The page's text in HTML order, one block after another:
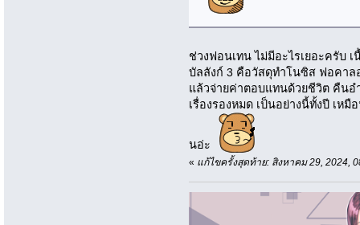
ช่วงฟอนเทน ไม่มีอะไรเยอะครับ
บัลลังก์ 3 คือวัสดุทำโนซิส ฟอคาล
แล้วจ่ายค่าตอบแทนด้วยชีวิต คืนอ
เรื่องรองหมด เป็นอย่างนี้ทั้งปี เหมื
นอ่ะ
« แก้ไขครั้งสุดท้าย: สิงหาคม 29, 2024,